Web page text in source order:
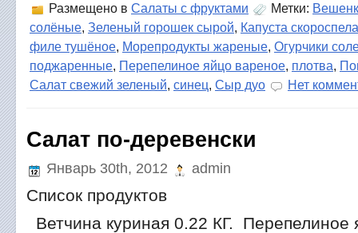
Размещено в Салаты с фруктами Метки:
солёные, Зеленый горошек сырой, Капуста
филе тушёное, Морепродукты жареные, Огурчики
поджаренные, Перепелиное яйцо вареное, плотва,
Салат свежий зеленый, синец, Сыр дуо Нет
Салат по-деревенски
Январь 30th, 2012 admin
Список продуктов
Ветчина куриная 0.22 КГ. Перепелиное